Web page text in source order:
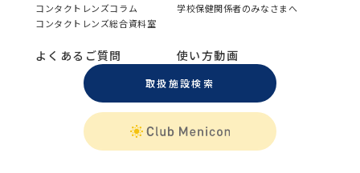
コンタクトレンズコラム
学校保健関係者のみなさまへ
コンタクトレンズ総合資料室
よくあるご質問 使い方動画
取扱施設検索